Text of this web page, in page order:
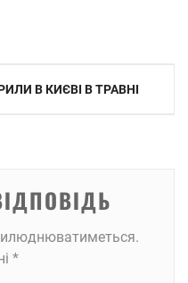
В КИЄВІ В ТРАВНІ
*